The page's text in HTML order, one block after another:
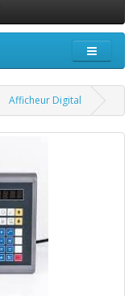
Afficheur Digital